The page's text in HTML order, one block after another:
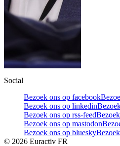
Social
Bezoek ons op facebook
Bezoek ons op linkedin
Bezoek ons op rss-feed
Bezoek ons op mastodon
Bezoek ons op bluesky
© 2026 Euractiv FR